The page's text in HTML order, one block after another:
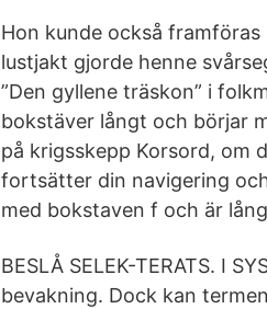
Hon kunde också
lustjakt gjorde henne
”Den gyllene träskon” i
bokstäver långt och börjar
på krigsskepp Korsord, om
fortsätter din navigering
med bokstaven f och är
BESLÅ SELEK-TERATS. I
bevakning. Dock kan